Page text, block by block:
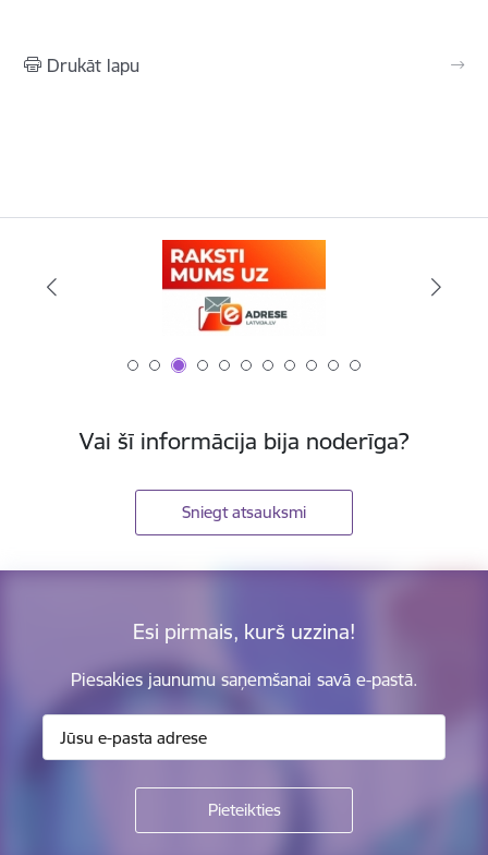
Drukāt lapu
Vai šī informācija bija noderīga?
Sniegt atsauksmi
Esi pirmais, kurš uzzina!
Piesakies jaunumu saņemšanai savā e-pastā.